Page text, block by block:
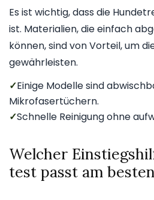
Es ist wichtig, dass die
ist. Materialien, die einfach
können, sind von Vorteil, um
gewährleisten.
✓Einige Modelle sind
Mikrofasertüchern.
✓Schnelle Reinigung ohne
Welcher
test passt am